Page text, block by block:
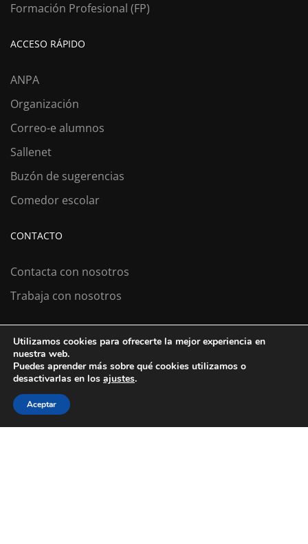
Formación Profesional (FP)
ACCESO RÁPIDO
ANPA
Organización
Correo-e alumnos
Sallenet
Buzón de sugerencias
Comedor escolar
CONTACTO
Contacta con nosotros
Trabaja con nosotros
Colexio La Salle Santiago
Aviso Legal
Política de cookies
Política de privacidad
Utilizamos cookies para ofrecerte la mejor experiencia en
nuestra web.
Puedes aprender más sobre qué cookies utilizamos o
desactivarlas en los ajustes.
Aceptar